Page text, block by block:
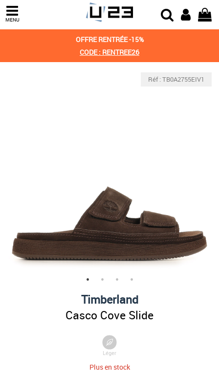
MENU
OFFRE RENTRÉE -15%
CODE : RENTREE26
Réf : TB0A2755EIV1
Timberland
Casco Cove Slide
Léger
Plus en stock